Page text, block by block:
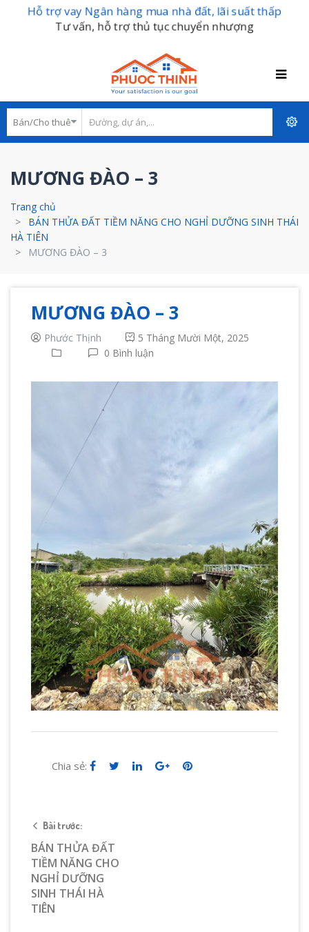
Hỗ trợ vay Ngân hàng mua nhà đất, lãi suất thấp
Tư vấn, hỗ trợ thủ tục chuyển nhượng
MƯƠNG ĐÀO – 3
Trang chủ
BÁN THỬA ĐẤT TIỀM NĂNG CHO NGHỈ DƯỠNG SINH THÁI
HÀ TIÊN
MƯƠNG ĐÀO – 3
MƯƠNG ĐÀO – 3
Phước Thịnh
5 Tháng Mười Một, 2025
0 Bình luận
Chia sẻ:
Bài trước:
BÁN THỬA ĐẤT
TIỀM NĂNG CHO
NGHỈ DƯỠNG
SINH THÁI HÀ
TIÊN